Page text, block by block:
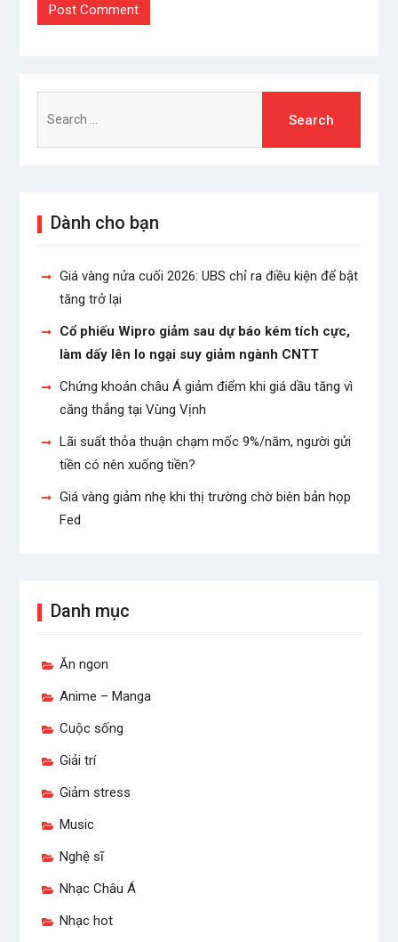
for:
Dành cho bạn
Giá vàng nửa cuối 2026: UBS chỉ ra điều kiện để bật
tăng trở lại
Cổ phiếu Wipro giảm sau dự báo kém tích cực,
làm dấy lên lo ngại suy giảm ngành CNTT
Chứng khoán châu Á giảm điểm khi giá dầu tăng vì
căng thẳng tại Vùng Vịnh
Lãi suất thỏa thuận chạm mốc 9%/năm, người gửi
tiền có nên xuống tiền?
Giá vàng giảm nhẹ khi thị trường chờ biên bản họp
Fed
Danh mục
Ăn ngon
Anime – Manga
Cuộc sống
Giải trí
Giảm stress
Music
Nghệ sĩ
Nhạc Châu Á
Nhạc hot